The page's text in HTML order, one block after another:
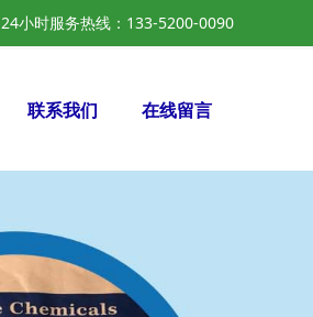
24小时服务热线：133-5200-0090
联系我们 在线留言